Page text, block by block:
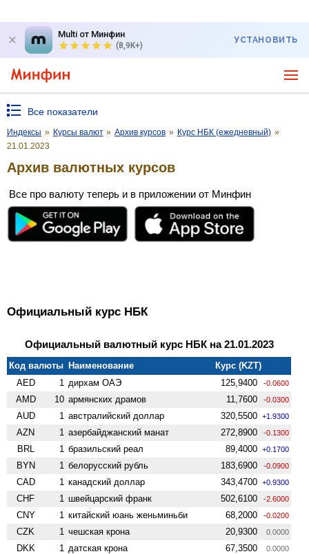
Multi от Минфин
(8,9K+)
УСТАНОВИТЬ
Все показатели
Индексы » Курсы валют » Архив курсов » Курс НБК (ежедневный) »
21.01.2023
Архив валютных курсов
Все про валюту теперь и в приложении от Минфин
Официальный курс НБК
Официальный валютный курс НБК на 21.01.2023
Код валюты Наименование
Курс (KZT)
AED
1 дирхам ОАЭ 125,9400 -0.0600
AMD 10 армянских драмов 11,7600 -0.0300
AUD 1 австралийский доллар 320,5500 +1.9300
AZN 1 азербайджанский манат 272,8900 -0.1300
BRL 1 бразильский реал 89,4000 +0.1700
BYN 1 белорусский рубль 183,6900 -0.0900
CAD 1 канадский доллар 343,4700 +0.9300
CHF 1 швейцарский франк 502,6100 -2.6000
CNY 1 китайский юань женьминьби 68,2000 -0.0200
CZK 1 чешская крона 20,9300 0.0000
DKK 1 датская крона 67,3500 0.0000